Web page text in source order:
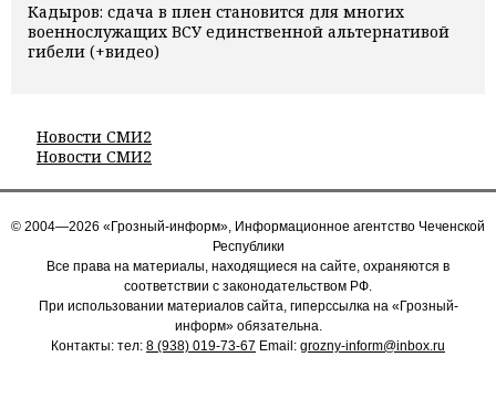
Кадыров: сдача в плен становится для многих
военнослужащих ВСУ единственной альтернативой
гибели (+видео)
Новости СМИ2
Новости СМИ2
© 2004—2026 «Грозный-информ», Информационное агентство Чеченской
Республики
Все права на материалы, находящиеся на сайте, охраняются в
соответствии с законодательством РФ.
При использовании материалов сайта, гиперссылка на «Грозный-
информ» обязательна.
Контакты: тел: 8 (938) 019-73-67 Email: grozny-inform@inbox.ru